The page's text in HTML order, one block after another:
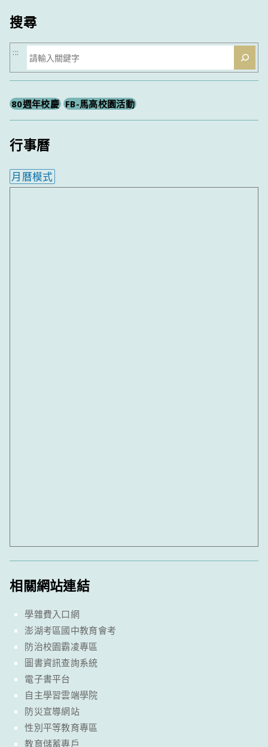
搜尋
搜
尋
:::
80週年校慶 FB-馬高校園活動
行事曆
月曆模式
相關網站連結
學雜費入口網
澎湖考區國中教育會考
防治校園霸凌專區
圖書資訊查詢系統
電子書平台
自主學習雲端學院
防災宣導網站
性別平等教育專區
教育儲蓄專戶